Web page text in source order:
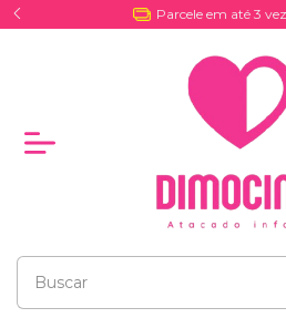
Entrega por Coreios